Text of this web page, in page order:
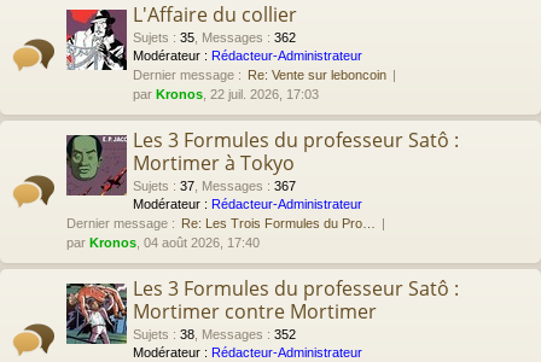
L'Affaire du collier
Sujets : 35 Messages : 362
Modérateur : Rédacteur-Administrateur
Dernier message :
Re: Vente sur leboncoin
par Kronos , 22 juil. 2026, 17:03
Les 3 Formules du professeur Satô :
Mortimer à Tokyo
Sujets : 37 Messages : 367
Modérateur : Rédacteur-Administrateur
Dernier message :
Re: Les Trois Formules du Pro…
par Kronos , 04 août 2026, 17:40
Les 3 Formules du professeur Satô :
Mortimer contre Mortimer
Sujets : 38 Messages : 352
Modérateur : Rédacteur-Administrateur